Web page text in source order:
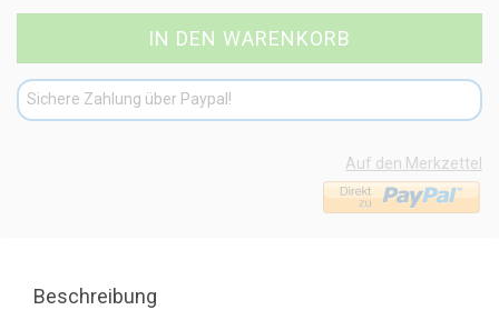
Sichere Zahlung über Paypal!
Auf den Merkzettel
Beschreibung